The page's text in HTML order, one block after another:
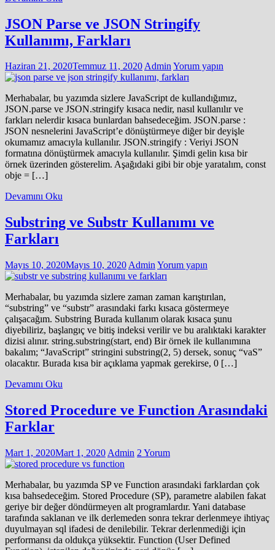
JSON Parse ve JSON Stringify
Kullanımı, Farkları
Haziran 21, 2020Temmuz 11, 2020AdminYorum yapın
Merhabalar, bu yazımda sizlere JavaScript de kullandığımız,
JSON.parse ve JSON.stringify kısaca nedir, nasıl kullanılır ve
farkları nelerdir kısaca bunlardan bahsedeceğim. JSON.parse :
JSON nesnelerini JavaScript’e dönüştürmeye diğer bir deyişle
okumamız amacıyla kullanılır. JSON.stringify : Veriyi JSON
formatına dönüştürmek amacıyla kullanılır. Şimdi gelin kısa bir
örnek üzerinden gösterelim. Aşağıdaki gibi bir obje yaratalım, const
obje = […]
Devamını Oku
Substring ve Substr Kullanımı ve
Farkları
Mayıs 10, 2020Mayıs 10, 2020 Admin Yorum yapın
Merhabalar, bu yazımda sizlere zaman zaman karıştırılan,
“substring” ve “substr” arasındaki farkı kısaca göstermeye
çalışacağım. Substring Burada kullanım olarak kısaca şunu
diyebiliriz, başlangıç ve bitiş indeksi verilir ve bu aralıktaki karakter
dizisi alınır. string.substring(start, end) Bir örnek ile kullanımına
bakalım; “JavaScript” stringini substring(2, 5) dersek, sonuç “vaS”
olacaktır. Burada kısa bir açıklama yapmak gerekirse, 0 […]
Devamını Oku
Stored Procedure ve Function Arasındaki
Farklar
Mart 1, 2020Mart 1, 2020 Admin 2 Yorum
Merhabalar, bu yazımda SP ve Function arasındaki farklardan çok
kısa bahsedeceğim. Stored Procedure (SP), parametre alabilen fakat
geriye bir değer döndürmeyen alt programlardır. Yani database
tarafında saklanan ve ilk derlemeden sonra tekrar derlenmeye ihtiyaç
duyulmayan sql ifadesi de denilebilir. Tekrar derlenmediği için
performansı da oldukça yüksektir. Function (User Defined